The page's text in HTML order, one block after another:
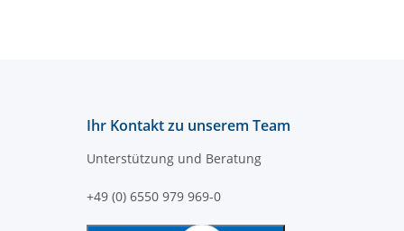
Ihr Kontakt zu unserem Team
Unterstützung und Beratung
+49 (0) 6550 979 969-0